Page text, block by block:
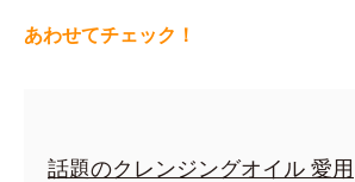
あわせてチェック！
話題のクレンジングオイル 愛用